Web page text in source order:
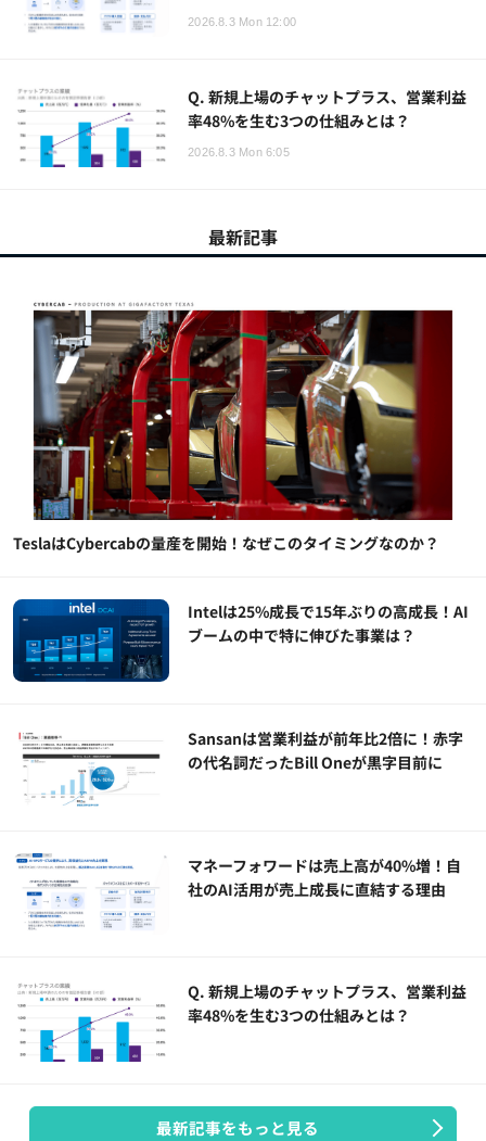
2026.8.3 Mon 12:00
Q. 新規上場のチャットプラス、営業利益
率48%を生む3つの仕組みとは？
2026.8.3 Mon 6:05
最新記事
TeslaはCybercabの量産を開始！なぜこのタイミングなのか？
Intelは25%成長で15年ぶりの高成長！AI
ブームの中で特に伸びた事業は？
Sansanは営業利益が前年比2倍に！赤字
の代名詞だったBill Oneが黒字目前に
マネーフォワードは売上高が40%増！自
社のAI活用が売上成長に直結する理由
Q. 新規上場のチャットプラス、営業利益
率48%を生む3つの仕組みとは？
最新記事をもっと見る